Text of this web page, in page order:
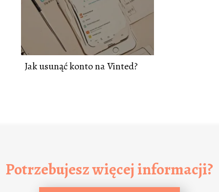
Jak usunąć konto na Vinted?
Potrzebujesz więcej informacji?